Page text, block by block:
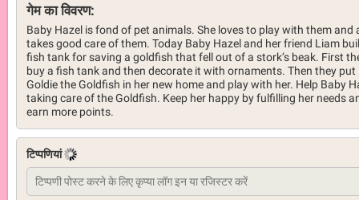
गेम का विवरण:
Baby Hazel is fond of pet animals. She loves to play with them and
takes good care of them. Today Baby Hazel and her friend Liam
fish tank for saving a goldfish that fell out of a stork’s beak. First
buy a fish tank and then decorate it with ornaments. Then they put
Goldie the Goldfish in her new home and play with her. Help Baby
taking care of the Goldfish. Keep her happy by fulfilling her needs
earn more points.
टिप्पणियां